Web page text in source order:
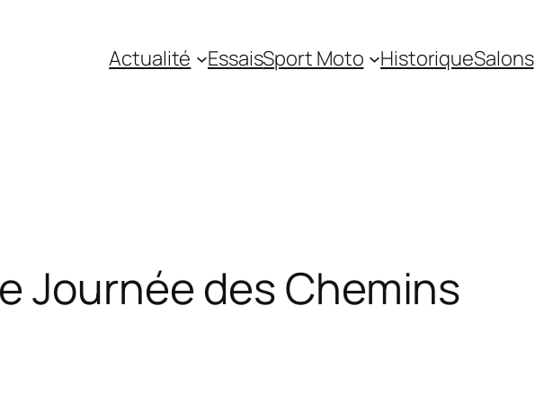
Actualité EssaisSport Moto HistoriqueSalons
Journée des Chemins